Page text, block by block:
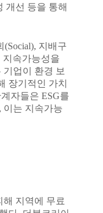
개선 등을 통해
(Social), 지배구
지속가능성을
업이 환경 보
장기적인 가치
자들은 ESG를
이는 지속가능
지역에 무료